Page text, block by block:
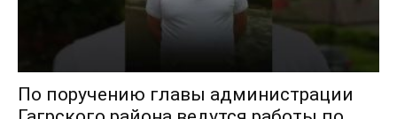
По поручению главы администрации